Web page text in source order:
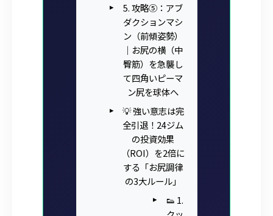
5. 攻略⑤：アブ
ダクションマシ
ン（前傾姿勢）
｜お尻の横（中
臀筋）を急襲し
て四角いピーマ
ン尻を球体へ
💡 強い意志は完
全引退！24ジム
の投資効果
（ROI）を2倍に
する「お尻調律
の3大ルール」
👟 1.